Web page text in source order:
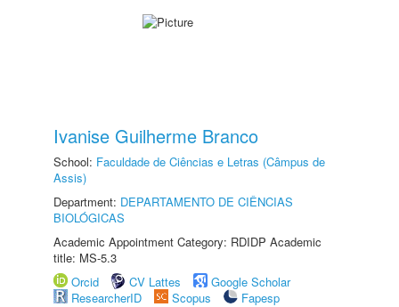
Ivanise Guilherme Branco
School: Faculdade de Ciências e Letras (Câmpus de
Assis)
Department: DEPARTAMENTO DE CIÊNCIAS
BIOLÓGICAS
Academic Appointment Category: RDIDP Academic
title: MS-5.3
Orcid
CV Lattes
Google Scholar
ResearcherID
Scopus
Fapesp